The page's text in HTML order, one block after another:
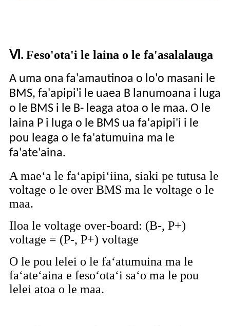
Ⅵ . Feso'ota'i le laina o le fa'asalalauga
A uma ona fa'amautinoa o lo'o masani le
BMS, fa'apipi'i le uaea B lanumoana i luga
o le BMS i le B- leaga atoa o le maa. O le
laina P i luga o le BMS ua fa'apipi'i i le
pou leaga o le fa'atumuina ma le
fa'ate'aina.
A maeʻa le faʻapipiʻiina, siaki pe tutusa le
voltage o le over BMS ma le voltage o le
maa.
Iloa le voltage over-board: (B-, P+)
voltage = (P-, P+) voltage
O le pou lelei o le faʻatumuina ma le
faʻateʻaina e fesoʻotaʻi saʻo ma le pou
lelei atoa o le maa.